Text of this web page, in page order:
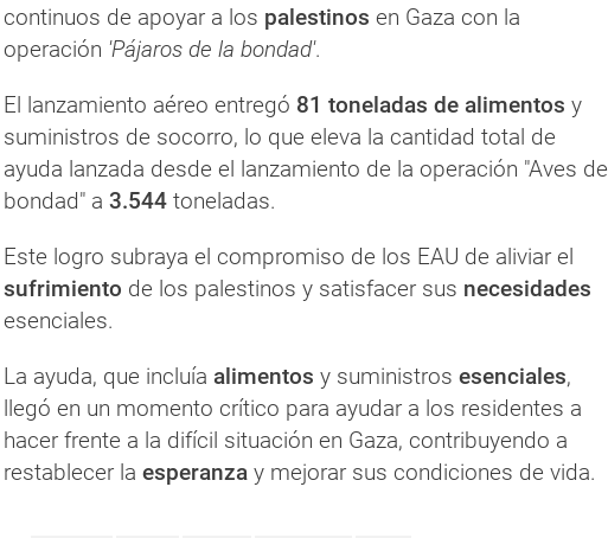
continuos de apoyar a los palestinos en Gaza con la
operación 'Pájaros de la bondad'.
El lanzamiento aéreo entregó 81 toneladas de alimentos y
suministros de socorro, lo que eleva la cantidad total de
ayuda lanzada desde el lanzamiento de la operación "Aves de
bondad" a 3.544 toneladas.
Este logro subraya el compromiso de los EAU de aliviar el
sufrimiento de los palestinos y satisfacer sus necesidades
esenciales.
La ayuda, que incluía alimentos y suministros esenciales,
llegó en un momento crítico para ayudar a los residentes a
hacer frente a la difícil situación en Gaza, contribuyendo a
restablecer la esperanza y mejorar sus condiciones de vida.